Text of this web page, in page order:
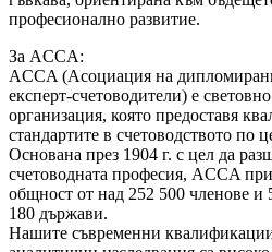
професионално развитие.
За ACCA:
ACCA (Асоциация на
експерт-счетоводители) е
организация, която предоставя
стандартите в счетоводството по
Основана през 1904 г. с цел да
счетоводната професия, ACCA
общност от над 252 500 членове и
180 държави.
Нашите съвременни